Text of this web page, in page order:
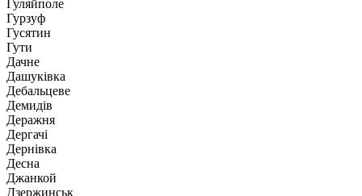
Гуляйполе
Гурзуф
Гусятин
Гути
Дачне
Дашуківка
Дебальцеве
Демидів
Деражня
Дергачі
Дернівка
Десна
Джанкой
Дзержинськ